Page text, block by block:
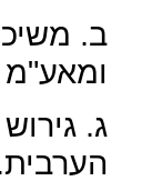
ב.
ג.